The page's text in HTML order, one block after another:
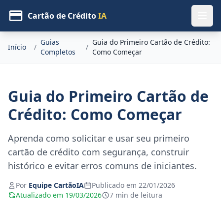
Cartão de CréditoIA
Início /
Guias
Completos
/
Guia do Primeiro Cartão de Crédito:
Como Começar
Guia do Primeiro Cartão de
Crédito: Como Começar
Aprenda como solicitar e usar seu primeiro
cartão de crédito com segurança, construir
histórico e evitar erros comuns de iniciantes.
Por Equipe CartãoIA
Publicado em 22/01/2026
Atualizado em 19/03/2026
7 min de leitura